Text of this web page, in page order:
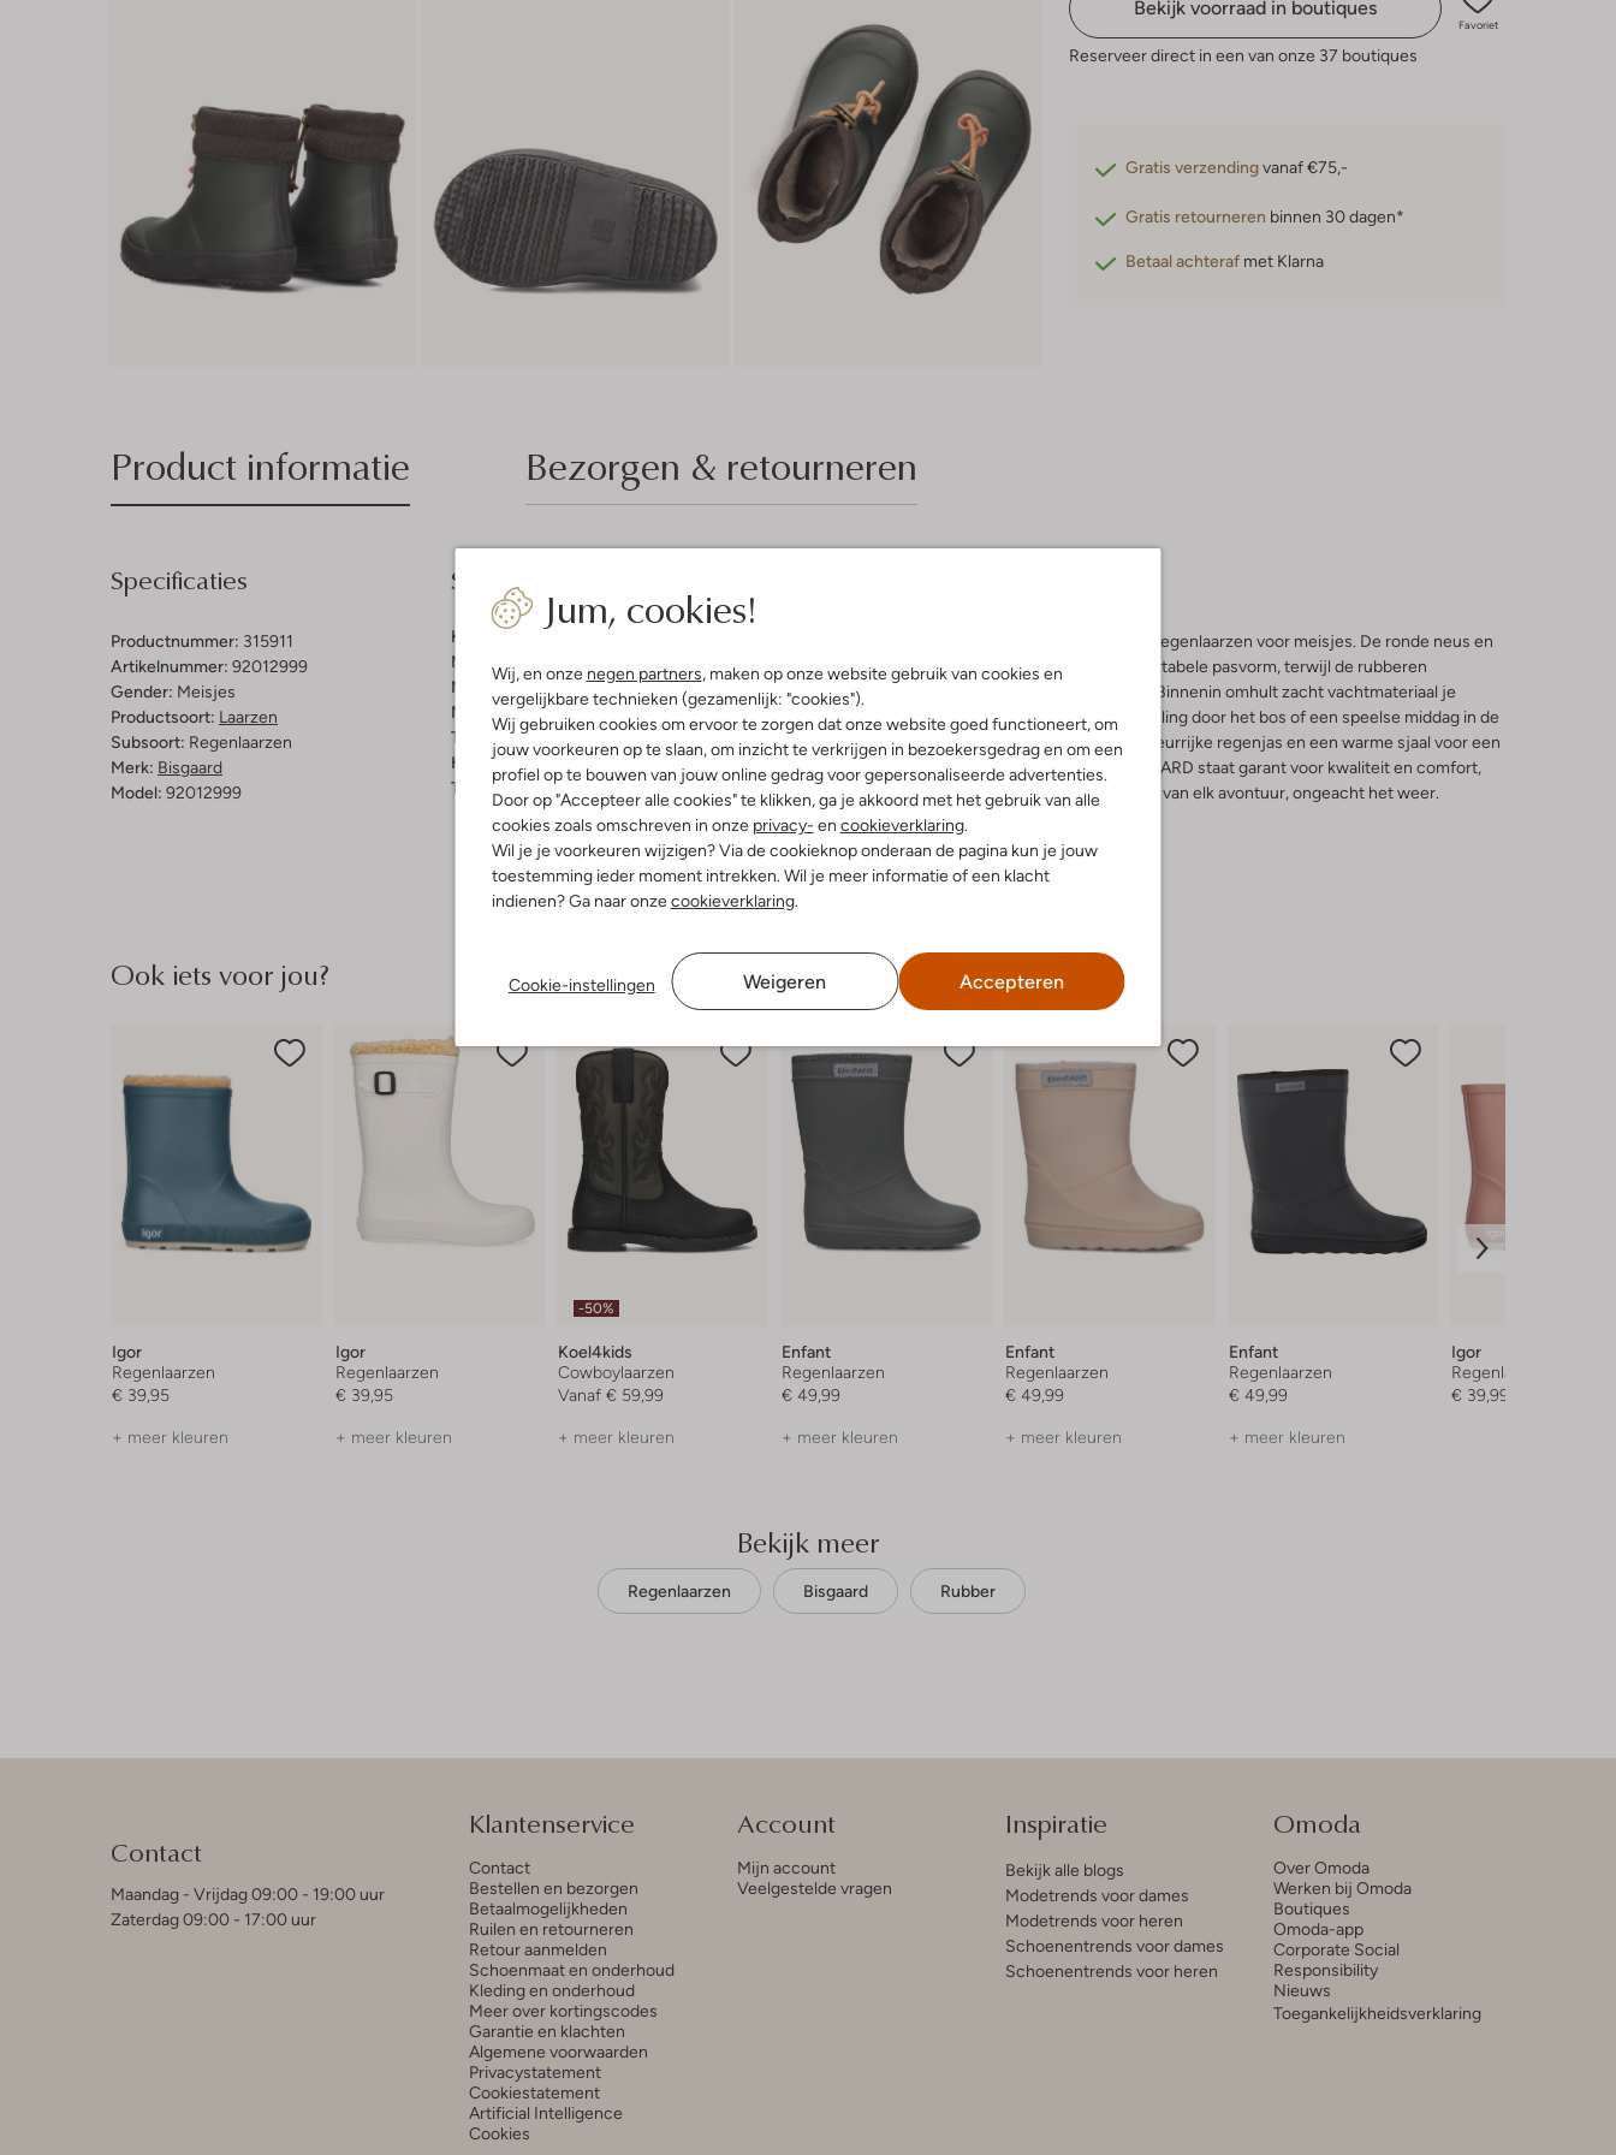
Jum, cookies!
Wij, en onze negen partners, maken op onze website gebruik van cookies en
vergelijkbare technieken (gezamenlijk: "cookies").
Wij gebruiken cookies om ervoor te zorgen dat onze website goed functioneert, om
jouw voorkeuren op te slaan, om inzicht te verkrijgen in bezoekersgedrag en om een
profiel op te bouwen van jouw online gedrag voor gepersonaliseerde advertenties.
Door op "Accepteer alle cookies" te klikken, ga je akkoord met het gebruik van alle
cookies zoals omschreven in onze privacy- en cookieverklaring.
Wil je je voorkeuren wijzigen? Via de cookieknop onderaan de pagina kun je jouw
toestemming ieder moment intrekken. Wil je meer informatie of een klacht
indienen? Ga naar onzecookieverklaring.
Cookie-instellingen Weigeren Accepteren
Bekijk voorraad in boutiques
Favoriet
Reserveer direct in een van onze 37 boutiques
Gratis verzendingvanaf €75,-
Gratis retourneren binnen 30 dagen*
Betaal achteraf met Klarna
Product informatie Bezorgen & retourneren
Specificaties
Productnummer: 315911
Artikelnummer: 92012999
Gender: Meisjes
Productsoort: Laarzen
Subsoort: Regenlaarzen
Merk: Bisgaard
Model: 92012999
Samenstelling & Pasvorm
Kleur:
Materiaal buitenkant:
Materiaal binnenkant: Vacht
Materiaal zool:
Rubber
Type sluiting:
Trekkoordsluiting
Hakvorm:
Platte Zool
Type neus:
Ronde Neus
Stap vrolijk door de regen met deze groene regenlaarzen voor meisjes. De ronde neus en
de trekkoordsluiting zorgen voor een comfortabele pasvorm, terwijl de rubberen
buitenkant en zool je voeten droog houden. Binnenin omhult zacht vachtmateriaal je
voeten met warmte. Perfect voor een wandeling door het bos of een speelse middag in de
plassen. Combineer deze laarzen met een kleurrijke regenjas en een warme sjaal voor een
stijlvolle en praktische look. Het merk BISGAARD staat garant voor kwaliteit en comfort,
zodat je kleine dame zorgeloos kan genieten van elk avontuur, ongeacht het weer.
Ook iets voor jou?
Igor
Regenlaarzen
€ 39,95
+ meer kleuren
Igor
Regenlaarzen
€ 39,95
+ meer kleuren
-50%
Koel4kids
Cowboylaarzen
Vanaf € 59,99
+ meer kleuren
Enfant
Regenlaarzen
€ 49,99
+ meer kleuren
Enfant
Regenlaarzen
€ 49,99
+ meer kleuren
Enfant
Regenlaarzen
€ 49,99
+ meer kleuren
Igor
Regenlaarzen
€ 39,99
Bekijk meer
Regenlaarzen Bisgaard Rubber
Contact
Maandag - Vrijdag 09:00 - 19:00 uur
Zaterdag 09:00 - 17:00 uur
Klantenservice
Contact
Bestellen en bezorgen
Betaalmogelijkheden
Ruilen en retourneren
Retour aanmelden
Schoenmaat en onderhoud
Kleding en onderhoud
Meer over kortingscodes
Garantie en klachten
Algemene voorwaarden
Privacystatement
Cookiestatement
Artificial Intelligence
Cookies
Account
Mijn account
Veelgestelde vragen
Inspiratie
Bekijk alle blogs
Modetrends voor dames
Modetrends voor heren
Schoenentrends voor dames
Schoenentrends voor heren
Omoda
Over Omoda
Werken bij Omoda
Boutiques
Omoda-app
Corporate Social
Responsibility
Nieuws
Toegankelijkheidsverklaring